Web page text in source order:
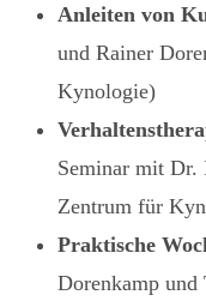
Anleiten von
und Rainer
Kynologie)
Seminar mit Dr.
Zentrum für
Praktische
Dorenkamp